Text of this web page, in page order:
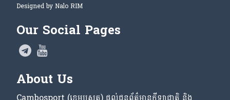
Designed by Nalo RIM
Our Social Pages
About Us